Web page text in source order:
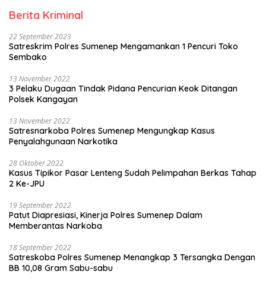
Berita Kriminal
22 September 2023
Satreskrim Polres Sumenep Mengamankan 1 Pencuri Toko
Sembako
13 November 2022
3 Pelaku Dugaan Tindak Pidana Pencurian Keok Ditangan
Polsek Kangayan
13 November 2022
Satresnarkoba Polres Sumenep Mengungkap Kasus
Penyalahgunaan Narkotika
28 Oktober 2022
Kasus Tipikor Pasar Lenteng Sudah Pelimpahan Berkas Tahap
2 Ke-JPU
19 September 2022
Patut Diapresiasi, Kinerja Polres Sumenep Dalam
Memberantas Narkoba
18 September 2022
Satreskoba Polres Sumenep Menangkap 3 Tersangka Dengan
BB 10,08 Gram Sabu-sabu